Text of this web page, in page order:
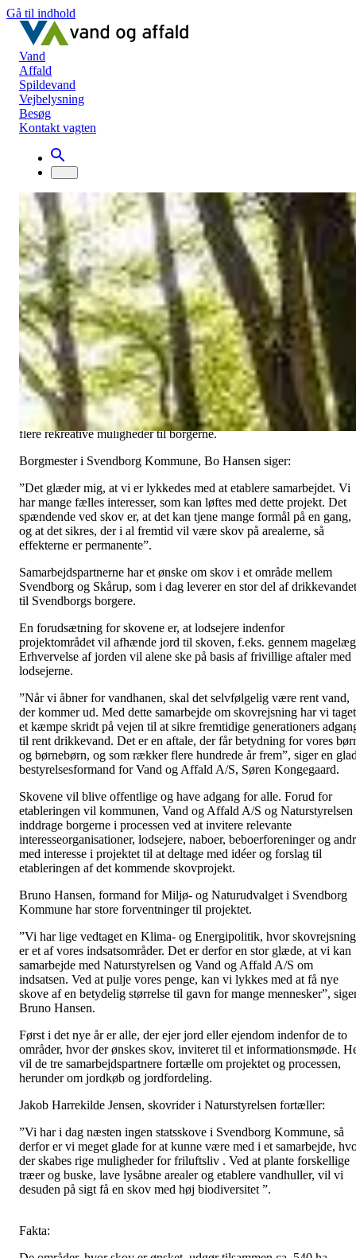
Gå til indhold
Vand
Affald
Spildevand
Vejbelysning
Besøg
Kontakt vagten
Nyheder Nye skove i Svendborg
Nye skove i Svendborg
Drikkevand
20. februar 2020
Der er skabt grobund for, at Svendborg snart får nye skove.
Forhåbentlig vil 540 ha ny skov gro frem i den østlige del af
Svendborg Kommune. I hvert fald har Svendborg Kommune,
og Affald A/S og Naturstyrelsen indledt et samarbejde med henblik
på at rejse ny skov.
Formålet med at rejse nye skove er flerstrenget. Skov kan sikre rent
drikkevand, binde CO2 fra atmosfæren, øge biodiversiteten og give
flere rekreative muligheder til borgerne.
Borgmester i Svendborg Kommune, Bo Hansen siger:
”Det glæder mig, at vi er lykkedes med at etablere samarbejdet. Vi
har mange fælles interesser, som kan løftes med dette projekt. Det
spændende ved skov er, at det kan tjene mange formål på en gang,
og at det sikres, der i al fremtid vil være skov på arealerne, så
effekterne er permanente”.
Samarbejdspartnerne har et ønske om skov i et område mellem
Svendborg og Skårup, som i dag leverer en stor del af drikkevandet
til Svendborgs borgere.
En forudsætning for skovene er, at lodsejere indenfor
projektområdet vil afhænde jord til skoven, f.eks. gennem
Erhvervelse af jorden vil alene ske på basis af frivillige aftaler med
lodsejerne.
”Når vi åbner for vandhanen, skal det selvfølgelig være rent vand,
der kommer ud. Med dette samarbejde om skovrejsning har vi taget
et kæmpe skridt på vejen til at sikre fremtidige generationers
til rent drikkevand. Det er en aftale, der får betydning for vores
og børnebørn, og som rækker flere hundrede år frem”, siger en
bestyrelsesformand for Vand og Affald A/S, Søren Kongegaard.
Skovene vil blive offentlige og have adgang for alle. Forud for
etableringen vil kommunen, Vand og Affald A/S og Naturstyrelsen
inddrage borgerne i processen ved at invitere relevante
interesseorganisationer, lodsejere, naboer, beboerforeninger og
med interesse i projektet til at deltage med idéer og forslag til
etableringen af det kommende skovprojekt.
Bruno Hansen, formand for Miljø- og Naturudvalget i Svendborg
Kommune har store forventninger til projektet.
”Vi har lige vedtaget en Klima- og Energipolitik, hvor skovrejsning
er et af vores indsatsområder. Det er derfor en stor glæde, at vi kan
samarbejde med Naturstyrelsen og Vand og Affald A/S om
indsatsen. Ved at pulje vores penge, kan vi lykkes med at få nye
skove af en betydelig størrelse til gavn for mange mennesker”,
Bruno Hansen.
Først i det nye år er alle, der ejer jord eller ejendom indenfor de to
områder, hvor der ønskes skov, inviteret til et informationsmøde.
vil de tre samarbejdspartnere fortælle om projektet og processen,
herunder om jordkøb og jordfordeling.
Jakob Harrekilde Jensen, skovrider i Naturstyrelsen fortæller:
”Vi har i dag næsten ingen statsskove i Svendborg Kommune, så
derfor er vi meget glade for at kunne være med i et samarbejde,
der skabes rige muligheder for friluftsliv . Ved at plante forskellige
træer og buske, lave lysåbne arealer og etablere vandhuller, vil vi
desuden på sigt få en skov med høj biodiversitet ”.
Fakta: